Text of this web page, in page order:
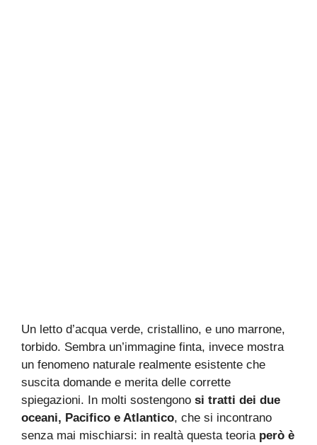
Un letto d’acqua verde, cristallino, e uno marrone,
torbido. Sembra un’immagine finta, invece mostra
un fenomeno naturale realmente esistente che
suscita domande e merita delle corrette
spiegazioni. In molti sostengono si tratti dei due
oceani, Pacifico e Atlantico, che si incontrano
senza mai mischiarsi: in realtà questa teoria però è